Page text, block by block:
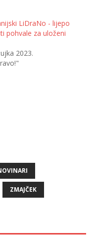
LiDraNo - lijepo
pohvale za uloženi
2023.
ZMAJČEK